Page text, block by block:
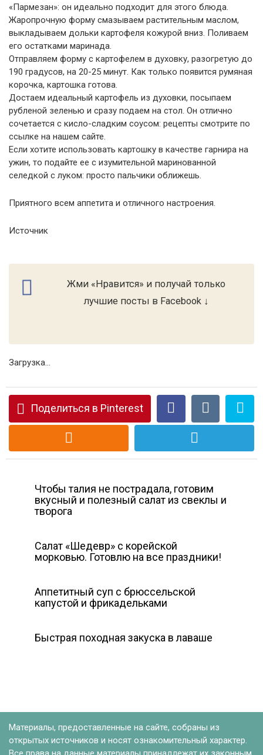
«Пармезан»: он идеально подходит для этого блюда.
Жаропрочную форму смазываем растительным маслом,
выкладываем дольки картофеля кожурой вниз. Поливаем
его остатками маринада.
Отправляем форму с картофелем в духовку, разогретую до
190 градусов, на 20-25 минут. Как только появится румяная
корочка, картошка готова.
Достаем идеальный картофель из духовки, посыпаем
рубленой зеленью и сразу подаем на стол. Он отлично
сочетается с кисло-сладким соусом: рецепты смотрите по
ссылке на нашем сайте.
Если хотите использовать картошку в качестве гарнира на
ужин, то подайте ее с изумительной маринованной
селедкой с луком: просто пальчики оближешь.
Приятного всем аппетита и отличного настроения.
Источник
Жми «Нравится» и получай только
лучшие посты в Facebook ↓
Загрузка...
Поделиться в Pinterest
Чтобы талия не пострадала, готовим
вкусный и полезный салат из свеклы и
творога
Салат «Шедевр» с корейской
морковью. Готовлю на все праздники!
Аппетитный суп с брюссельской
капустой и фрикадельками
Быстрая походная закуска в лаваше
Материалы, предоставленные на сайте, собраны из
открытых источников и носят ознакомительный характер.